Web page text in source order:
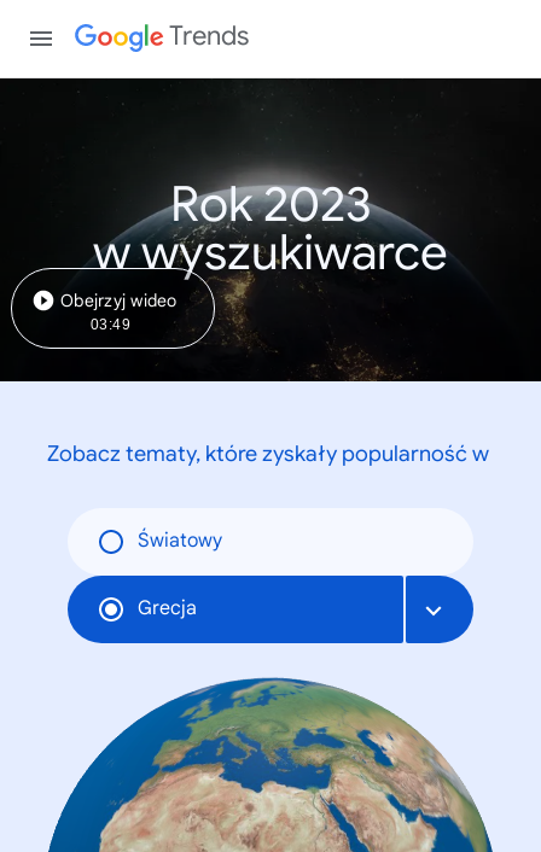
Trends
Rok 2023
w wyszukiwarce
Obejrzyj wideo
03:49
Zobacz tematy, które zyskały popularność w
Światowy
Grecja